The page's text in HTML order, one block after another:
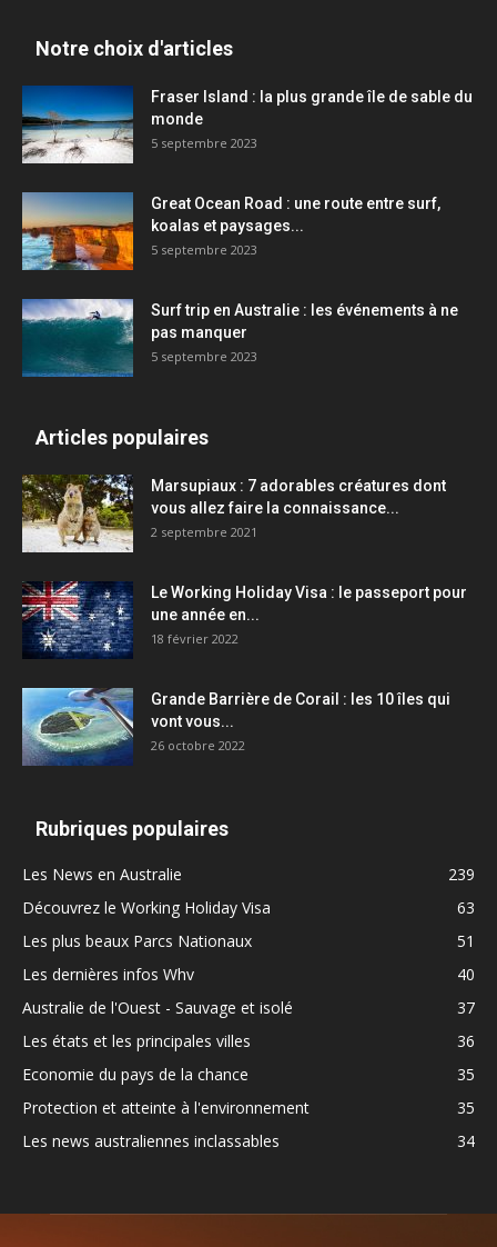
Notre choix d'articles
Fraser Island : la plus grande île de sable du
monde
5 septembre 2023
Great Ocean Road : une route entre surf,
koalas et paysages...
5 septembre 2023
Surf trip en Australie : les événements à ne
pas manquer
5 septembre 2023
Articles populaires
Marsupiaux : 7 adorables créatures dont
vous allez faire la connaissance...
2 septembre 2021
Le Working Holiday Visa : le passeport pour
une année en...
18 février 2022
Grande Barrière de Corail : les 10 îles qui
vont vous...
26 octobre 2022
Rubriques populaires
Les News en Australie
239
Découvrez le Working Holiday Visa
63
Les plus beaux Parcs Nationaux
51
Les dernières infos Whv
40
Australie de l'Ouest - Sauvage et isolé
37
Les états et les principales villes
36
Economie du pays de la chance
35
Protection et atteinte à l'environnement
35
Les news australiennes inclassables
34